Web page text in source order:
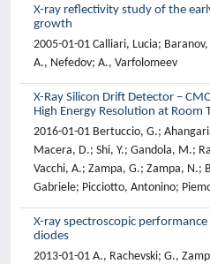
X-ray reflectivity study of the
growth
2005-01-01 Calliari, Lucia;
A., Nefedov; A., Varfolomeev
X-Ray Silicon Drift Detector –
High Energy Resolution at Room
2016-01-01 Bertuccio, G.;
Macera, D.; Shi, Y.; Gandola, M.;
Vacchi, A.; Zampa, G.; Zampa, N.;
Gabriele; Picciotto, Antonino;
X-ray spectroscopic
diodes
2013-01-01 A., Rachevski; G.,